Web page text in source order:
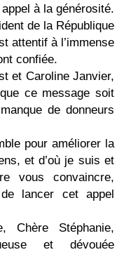
à la générosité.
de la République
attentif à l’immense
confiée.
et Caroline Janvier,
ce message soit
de donneurs
pour améliorer la
et d’où je suis et
vous convaincre,
lancer cet appel
Chère Stéphanie,
et dévouée